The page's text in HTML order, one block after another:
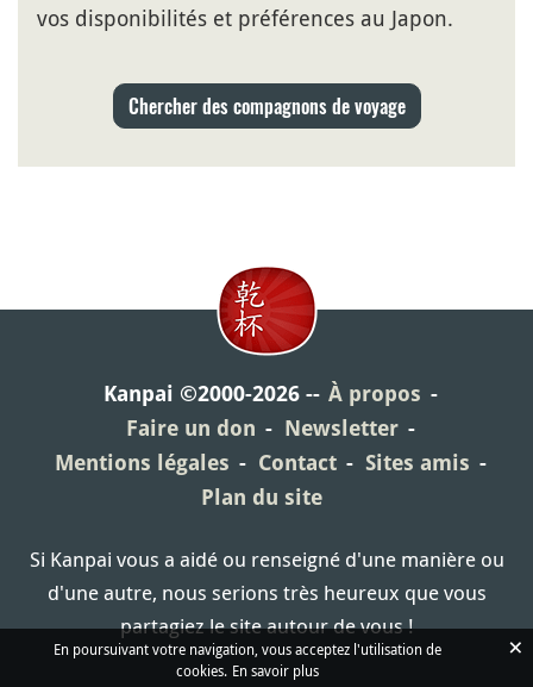
vos disponibilités et préférences au Japon.
Chercher des compagnons de voyage
Kanpai ©2000-2026
À propos
Faire un don
Newsletter
Mentions légales
Contact
Sites amis
Plan du site
Si Kanpai vous a aidé ou renseigné d'une manière ou
d'une autre, nous serions très heureux que vous
partagiez le site autour de vous !
En poursuivant votre navigation, vous acceptez l'utilisation de
cookies. En savoir plus
×